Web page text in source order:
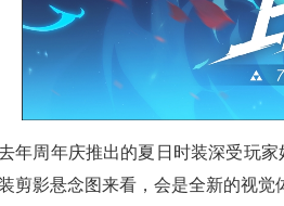
年周年庆推出的夏日时装深受玩
剪影悬念图来看，会是全新的视觉